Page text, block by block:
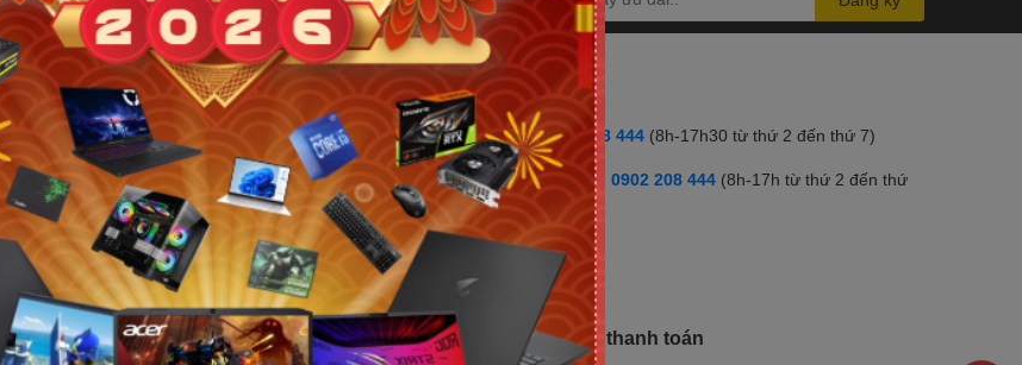
Đăng ký ngay.
Hỗ trợ khách hàng
Giới thiệu BLC
Tìm kiếm
Hướng dẫn mua hàng
Hình thức thanh toán
Bản đồ
Liên hệ. phản ánh, góp ý
Chính sách
Trang chủ
Sản phẩm
Điều khoản dịch vụ
Quy định và Điều kiện sử
dụng
Chính sách bảo mật
Chính sách vận chuyển
Chính sách đổi trả hàng
Gọi mua hàng
Hotline: 0902 208 444 (8h-17h30 từ thứ 2 đến thứ 7)
Phản ánh, góp ý: 0902 208 444 (8h-17h từ thứ 2 đến thứ
7)
Fanpage:
Phương thức thanh toán